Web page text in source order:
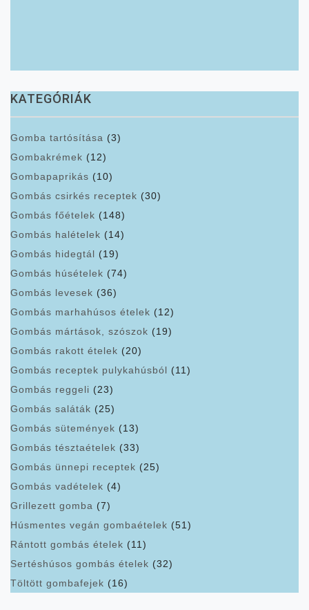
KATEGÓRIÁK
Gomba tartósítása (3)
Gombakrémek (12)
Gombapaprikás (10)
Gombás csirkés receptek (30)
Gombás főételek (148)
Gombás halételek (14)
Gombás hidegtál (19)
Gombás húsételek (74)
Gombás levesek (36)
Gombás marhahúsos ételek (12)
Gombás mártások, szószok (19)
Gombás rakott ételek (20)
Gombás receptek pulykahúsból (11)
Gombás reggeli (23)
Gombás saláták (25)
Gombás sütemények (13)
Gombás tésztaételek (33)
Gombás ünnepi receptek (25)
Gombás vadételek (4)
Grillezett gomba (7)
Húsmentes vegán gombaételek (51)
Rántott gombás ételek (11)
Sertéshúsos gombás ételek (32)
Töltött gombafejek (16)